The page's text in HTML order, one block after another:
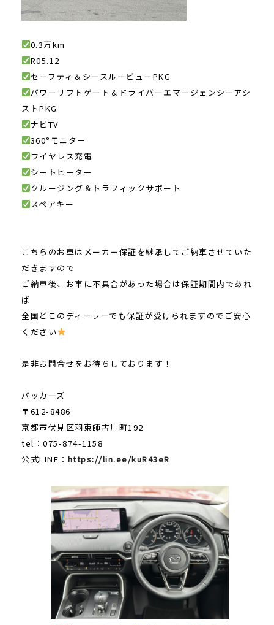
0.3万km
R05.12
セーフティ＆シースルービューPKG
パワーリフトゲート＆ドライバーエマージェンシーアシ
ストPKG
ナビTV
360°モニター
ワイヤレス充電
シートヒーター
クルージング＆トラフィックサポート
スペアキー
こちらのお車はメーカー保証を継承してご納車させていた
だきますので
ご納車後、お車に不具合があった場合は保証期間内であれ
ば
全国どこのディーラーでも保証が受けられますのでご安心
ください
是非お問合せをお待ちしております！
パッカーズ
〒612-8486
京都市伏見区羽束師古川町192
tel：075-874-1158
公式LINE： https://lin.ee/kuR43eR